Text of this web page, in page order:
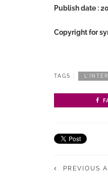
Publish date :
Copyright for
TAGS :
PREVIOUS